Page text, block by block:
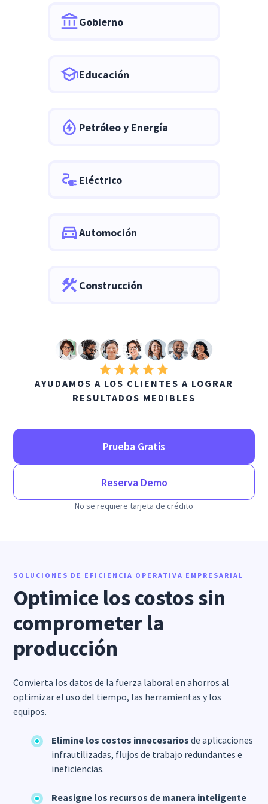
Gobierno
Educación
Petróleo y Energía
Eléctrico
Automoción
Construcción
AYUDAMOS A LOS CLIENTES A LOGRAR
RESULTADOS MEDIBLES
Prueba Gratis
Reserva Demo
No se requiere tarjeta de crédito
SOLUCIONES DE EFICIENCIA OPERATIVA EMPRESARIAL
Optimice los costos sin
comprometer la
producción
Convierta los datos de la fuerza laboral en ahorros al
optimizar el uso del tiempo, las herramientas y los
equipos.
Elimine los costos innecesarios de aplicaciones
infrautilizadas, flujos de trabajo redundantes e
ineficiencias.
Reasigne los recursos de manera inteligente